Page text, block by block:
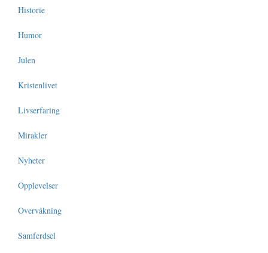
Historie
Humor
Julen
Kristenlivet
Livserfaring
Mirakler
Nyheter
Opplevelser
Overvåkning
Samferdsel